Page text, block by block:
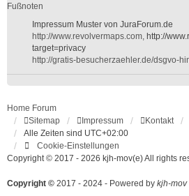
Fußnoten
Impressum Muster von JuraForum.de
http://www.revolvermaps.com, http://
target=privacy
http://gratis-besucherzaehler.de/dsgvo-
Home Forum
Sitemap
Impressum Kontakt
Alle Zeiten sind UTC+02:00
Cookie-Einstellungen
Copyright © 2017 - 2026 kjh-mov(e) All rights
Copyright © 2017 - 2024 - Powered by kjh-mov